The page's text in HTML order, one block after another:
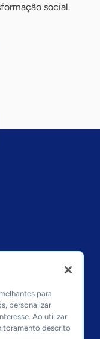
social.
para
personalizar
Ao utilizar
descrito